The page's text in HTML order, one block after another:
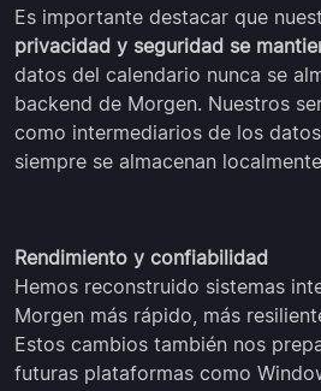
Es importante destacar que
privacidad y seguridad se
datos del calendario nunca se
backend de Morgen. Nuestros
como intermediarios de los
siempre se almacenan
Rendimiento y confiabilidad
Hemos reconstruido sistemas
Morgen más rápido, más
Estos cambios también nos
futuras plataformas como